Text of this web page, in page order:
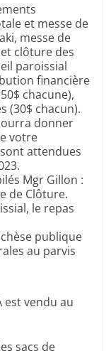
et messe de
messe de
clôture des
paroissial
financière
chacune),
(30$ chacun).
donner
votre
attendues
Mgr Gillon :
de Clôture.
le repas
publique
au parvis
est vendu au
sacs de